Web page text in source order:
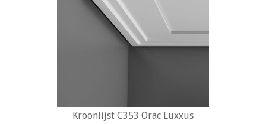
Kroonlijst C353 Orac Luxxus